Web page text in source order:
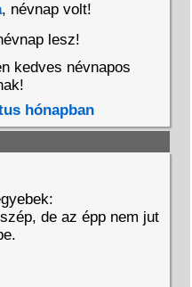
, névnap volt!
lesz!
kedves névnapos
hónapban
de az épp nem jut